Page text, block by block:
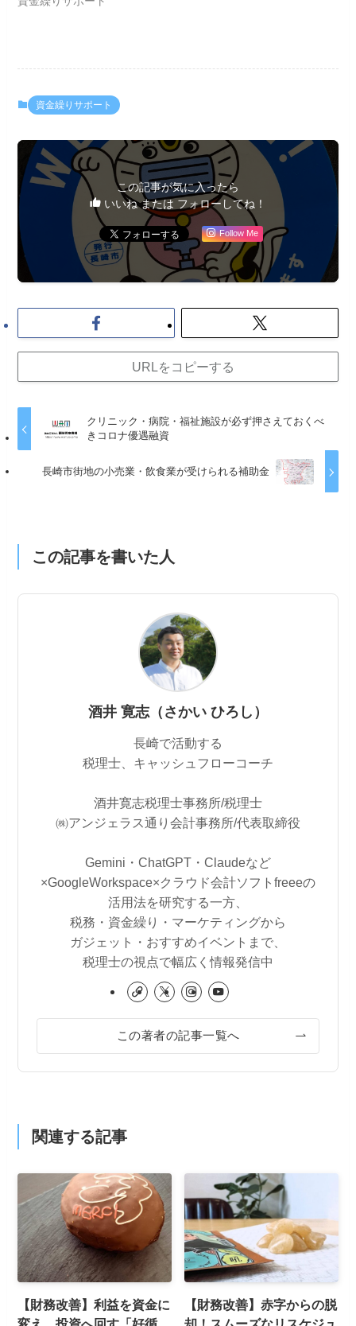
資金繰りサポート
この記事が気に入ったら
いいね または フォローしてね！
Follow Me
URLをコピーする
クリニック・病院・福祉施設が必ず押さえておくべ
きコロナ優遇融資
長崎市街地の小売業・飲食業が受けられる補助金
この記事を書いた人
酒井 寛志（さかい ひろし）
長崎で活動する
税理士、キャッシュフローコーチ
酒井寛志税理士事務所/税理士
㈱アンジェラス通り会計事務所/代表取締役
Gemini・ChatGPT・Claudeなど
×GoogleWorkspace×クラウド会計ソフトfreeeの
活用法を研究する一方、
税務・資金繰り・マーケティングから
ガジェット・おすすめイベントまで、
税理士の視点で幅広く情報発信中
この著者の記事一覧へ
関連する記事
【財務改善】利益を資金に
【財務改善】赤字からの脱